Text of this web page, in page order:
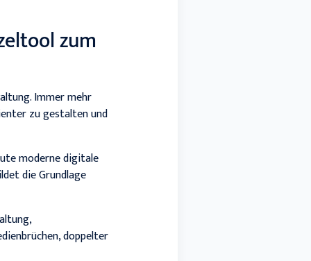
zum
Immer mehr
zu gestalten und
moderne digitale
die Grundlage
doppelter